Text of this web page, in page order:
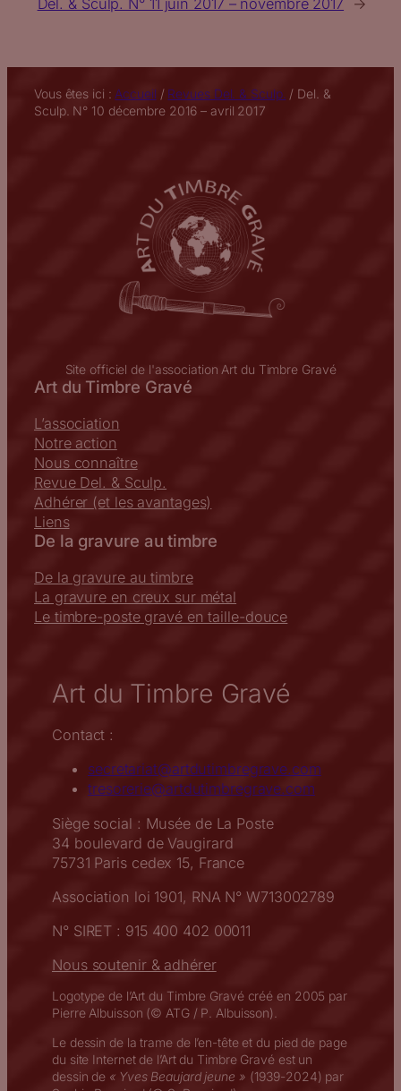
Vous êtes ici : Accueil / Revues Del. & Sculp. / Del. &
Sculp. N° 10 décembre 2016 – avril 2017
Site officiel de l'association Art du Timbre Gravé
Art du Timbre Gravé
L’association
Notre action
Nous connaître
Revue Del. & Sculp.
Adhérer (et les avantages)
Liens
De la gravure au timbre
De la gravure au timbre
La gravure en creux sur métal
Le timbre-poste gravé en taille-douce
Art du Timbre Gravé
Contact :
secretariat@artdutimbregrave.com
tresorerie@artdutimbregrave.com
Siège social : Musée de La Poste
34 boulevard de Vaugirard
75731 Paris cedex 15, France
Association loi 1901, RNA N° W713002789
N° SIRET : 915 400 402 00011
Nous soutenir & adhérer
Logotype de l’Art du Timbre Gravé créé en 2005 par
Pierre Albuisson (© ATG / P. Albuisson).
Le dessin de la trame de l’en-tête et du pied de page
du site Internet de l’Art du Timbre Gravé est un
dessin de « Yves Beaujard jeune » (1939-2024) par